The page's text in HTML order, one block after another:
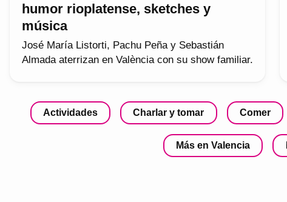
humor rioplatense, sketches y
música
José María Listorti, Pachu Peña y Sebastián
Almada aterrizan en València con su show familiar.
Actividades Charlar y tomar Comer
Más en Valencia